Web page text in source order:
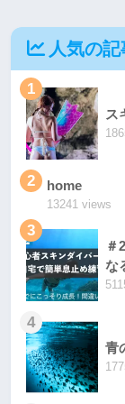
人気の記
1
ス
2 home
13241 views
3
＃
な
4
青